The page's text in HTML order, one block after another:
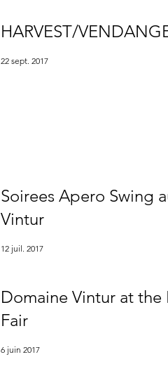
HARVEST/
22 sept. 2017
Soirees Apero Swing
Vintur
12 juil. 2017
Domaine Vintur at
Fair
6 juin 2017